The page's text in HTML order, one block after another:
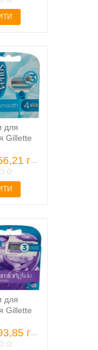
для
Gillette
&
4шт
грн
для
Gillette
2шт грн